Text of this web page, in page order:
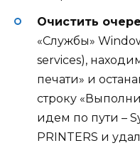
Очистить
«Службы»
services),
печати» и
строку
идем по пути –
PRINTERS и